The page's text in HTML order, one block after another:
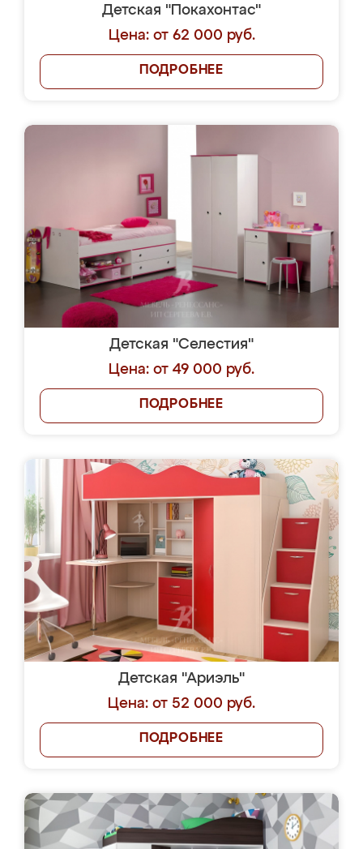
Детская "Покахонтас"
Цена: от 62 000 руб.
ПОДРОБНЕЕ
Детская "Селестия"
Цена: от 49 000 руб.
ПОДРОБНЕЕ
Детская "Ариэль"
Цена: от 52 000 руб.
ПОДРОБНЕЕ